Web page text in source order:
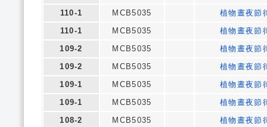
110-1
MCB5035
植物晝夜節
110-1
MCB5035
植物晝夜節
109-2
MCB5035
植物晝夜節
109-2
MCB5035
植物晝夜節
109-1
MCB5035
植物晝夜節
109-1
MCB5035
植物晝夜節
108-2
MCB5035
植物晝夜節